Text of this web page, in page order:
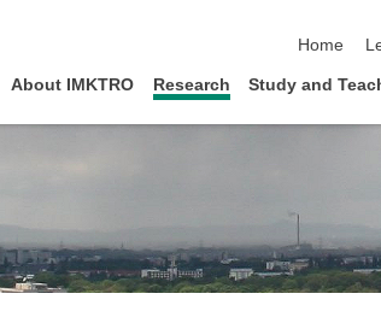
Home
About IMKTRO Research Study and